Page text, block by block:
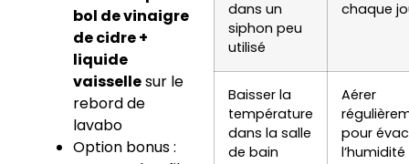
bol de vinaigre
de cidre +
liquide
vaissellesur le
rebord de
lavabo
Option bonus :
dans un
siphon peu
utilisé
chaque
Baisser la
température
dans la salle
de bain
Aérer
pour
l’humidité